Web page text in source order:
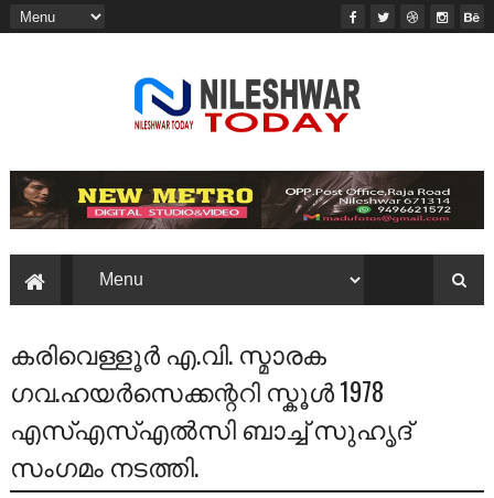
കരിവെള്ളൂർ എ.വി. സ്മാരക
ഗവ.ഹയർസെക്കന്ററി സ്കൂൾ 1978
എസ്എസ്എൽസി ബാച്ച് സുഹൃദ്‌
സംഗമം നടത്തി.